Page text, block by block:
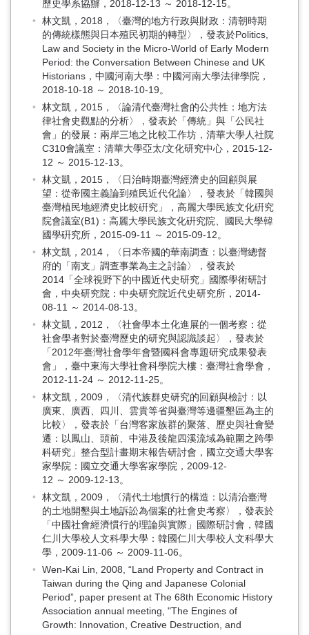
歷史學系協辦，2018-12-13 ～ 2018-12-15。
林文凱，2018，〈臺灣的地方行政與財政：清朝時期
的傳統樣態與日本殖民初期的轉型〉，發表於Politics,
Law and Society in the Micro-World of Early Modern
Period: the Conversation Between Chinese and UK
Historians，中國河南大學：中國河南大學法律學院，
2018-10-18 ～ 2018-10-19。
林文凱，2015，〈論清代臺灣社會的公共性：地方法
律社會史觀點的分析〉，發表於「傳統」與「公民社
會」的發展：兩岸三地之比較工作坊，清華大學人社院
C310會議室：清華大學亞太/文化研究中心，2015-12-
12 ～ 2015-12-13。
林文凱，2015，〈日治時期臺灣經濟史的回顧與展
望：從帝國主義論到殖民近代化論〉，發表於「韓國與
臺灣植民地經濟史比較硏究」，高麗大學民族文化硏究
院會議室(B1)：高麗大學民族文化硏究院、國民大學韓
國學硏究所，2015-09-11 ～ 2015-09-12。
林文凱，2014，〈日本帝國的華南調查：以臺灣總督
府的「南支」調查事業為主之討論〉，發表於
2014「全球視野下的中國近代史研究」國際學術研討
會，中央研究院：中央研究院近代史研究所，2014-
08-11 ～ 2014-08-13。
林文凱，2012，〈社會學本土化進展的一個考察：從
社會學者對於臺灣歷史的研究與認識談起〉，發表於
「2012年臺灣社會學年會暨國科會專題研究成果發表
會」，臺中東海大學社會科學院大樓：臺灣社會學會，
2012-11-24 ～ 2012-11-25。
林文凱，2009，〈清代族群史研究的回顧與檢討：以
廣東、廣西、四川、雲貴等省與臺灣等邊疆墾區為主的
比較〉，發表於「台灣客家族群的聚落、歷史與社會變
遷：以鳳山、頭前、中港及後龍四溪流域為範圍之跨學
科研究」整合型計畫期末報告研討會，國立交通大學客
家學院：國立交通大學客家學院，2009-12-
12 ～ 2009-12-13。
林文凱，2009，〈清代土地慣行的構造：以清治臺灣
的土地開墾與土地訴訟為個案的社會史考察〉，發表於
「中國社會經濟慣行的理論與實際」國際研討會，韓國
仁川大學校人文科學大學：韓國仁川大學校人文科學大
學，2009-11-06 ～ 2009-11-06。
Wen-Kai Lin, 2008, “Land Property and Contract in
Taiwan during the Qing and Japanese Colonial
Period”, paper present at The 68th Economic History
Association annual meeting, "The Engines of
Growth: Innovation, Creative Destruction, and